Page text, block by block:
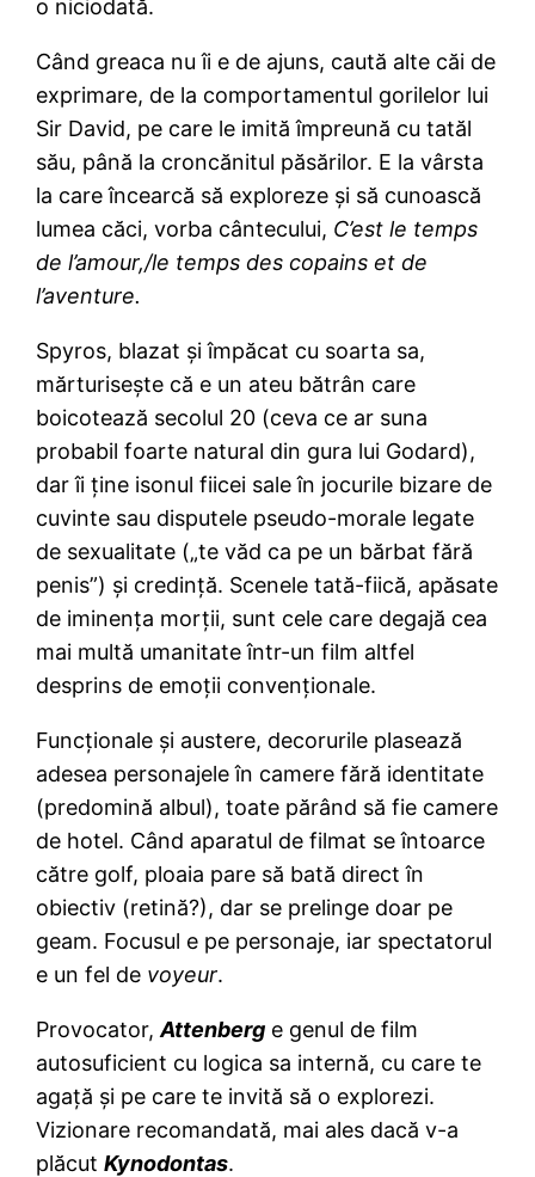
o niciodată.
Când greaca nu îi e de ajuns, caută alte căi de
exprimare, de la comportamentul gorilelor lui
Sir David, pe care le imită împreună cu tatăl
său, până la croncănitul păsărilor. E la vârsta
la care încearcă să exploreze şi să cunoască
lumea căci, vorba cântecului, C’est le temps
de l’amour,/le temps des copains et de
l’aventure.
Spyros, blazat şi împăcat cu soarta sa,
mărturiseşte că e un ateu bătrân care
boicotează secolul 20 (ceva ce ar suna
probabil foarte natural din gura lui Godard),
dar îi ţine isonul fiicei sale în jocurile bizare de
cuvinte sau disputele pseudo-morale legate
de sexualitate („te văd ca pe un bărbat fără
penis”) şi credinţă. Scenele tată-fiică, apăsate
de iminenţa morţii, sunt cele care degajă cea
mai multă umanitate într-un film altfel
desprins de emoţii convenţionale.
Funcţionale şi austere, decorurile plasează
adesea personajele în camere fără identitate
(predomină albul), toate părând să fie camere
de hotel. Când aparatul de filmat se întoarce
către golf, ploaia pare să bată direct în
obiectiv (retină?), dar se prelinge doar pe
geam. Focusul e pe personaje, iar spectatorul
e un fel de voyeur.
Provocator,Attenberg e genul de film
autosuficient cu logica sa internă, cu care te
agaţă şi pe care te invită să o explorezi.
Vizionare recomandată, mai ales dacă v-a
plăcutKynodontas.